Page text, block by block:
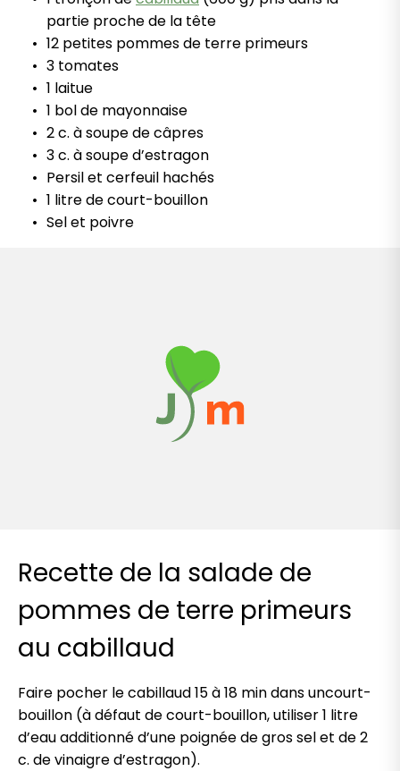
partie proche de la tête
12 petites pommes de terre primeurs
3 tomates
1 laitue
1 bol de mayonnaise
2 c. à soupe de câpres
3 c. à soupe d’estragon
Persil et cerfeuil hachés
1 litre de court-bouillon
Sel et poivre
Recette de la salade de
pommes de terre primeurs
au cabillaud
Faire pocher le cabillaud 15 à 18 min dans uncourt-
bouillon (à défaut de court-bouillon, utiliser 1 litre
d’eau additionné d’une poignée de gros sel et de 2
c. de vinaigre d’estragon).